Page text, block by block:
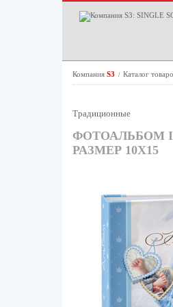
Компания S3 / Каталог
Традиционные
ФОТОАЛЬБОМ
РАЗМЕР 10Х15